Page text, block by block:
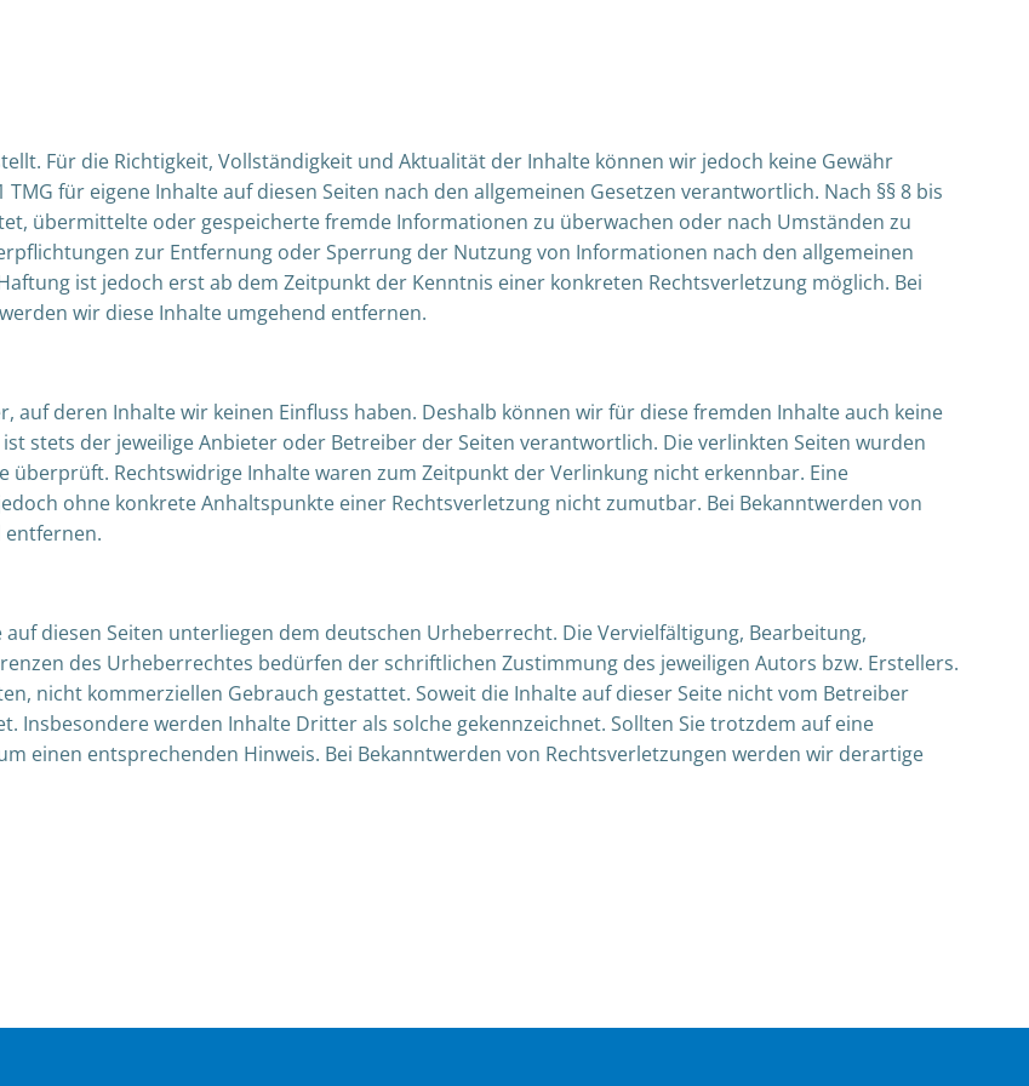
Für die Richtigkeit, Vollständigkeit und Aktualität der Inhalte können wir jedoch keine Gewähr
für eigene Inhalte auf diesen Seiten nach den allgemeinen Gesetzen verantwortlich. Nach §§ 8 bis
übermittelte oder gespeicherte fremde Informationen zu überwachen oder nach Umständen zu
zur Entfernung oder Sperrung der Nutzung von Informationen nach den allgemeinen
ist jedoch erst ab dem Zeitpunkt der Kenntnis einer konkreten Rechtsverletzung möglich. Bei
wir diese Inhalte umgehend entfernen.
deren Inhalte wir keinen Einfluss haben. Deshalb können wir für diese fremden Inhalte auch keine
stets der jeweilige Anbieter oder Betreiber der Seiten verantwortlich. Die verlinkten Seiten wurden
Rechtswidrige Inhalte waren zum Zeitpunkt der Verlinkung nicht erkennbar. Eine
ohne konkrete Anhaltspunkte einer Rechtsverletzung nicht zumutbar. Bei Bekanntwerden von
entfernen.
diesen Seiten unterliegen dem deutschen Urheberrecht. Die Vervielfältigung, Bearbeitung,
des Urheberrechtes bedürfen der schriftlichen Zustimmung des jeweiligen Autors bzw. Erstellers.
nicht kommerziellen Gebrauch gestattet. Soweit die Inhalte auf dieser Seite nicht vom Betreiber
werden Inhalte Dritter als solche gekennzeichnet. Sollten Sie trotzdem auf eine
einen entsprechenden Hinweis. Bei Bekanntwerden von Rechtsverletzungen werden wir derartige